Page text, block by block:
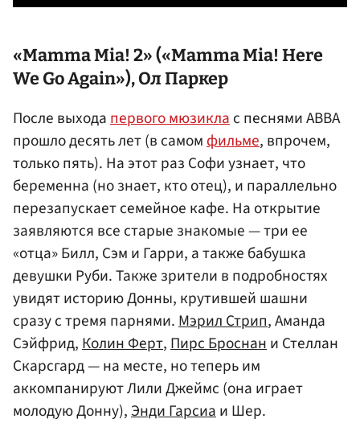
«Mamma Mia! 2» («Mamma Mia! Here
We Go Again»),Ол Паркер
После выходапервого мюзиклас песнями ABBA
прошло десять лет (в самомфильме, впрочем,
только пять). На этот раз Софи узнает, что
беременна (но знает, кто отец), и параллельно
перезапускает семейное кафе. На открытие
заявляются все старые знакомые — три ее
«отца» Билл, Сэм и Гарри, а также бабушка
девушки Руби. Также зрители в подробностях
увидят историю Донны, крутившей шашни
сразу с тремя парнями.Мэрил Стрип, Аманда
Сэйфрид,Колин Ферт,Пирс Броснани Стеллан
Скарсгард — на месте, но теперь им
аккомпанируют Лили Джеймс (она играет
молодую Донну),Энди Гарсиаи Шер.